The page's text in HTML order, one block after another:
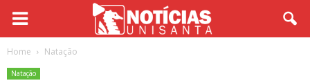
Home Natação
Natação